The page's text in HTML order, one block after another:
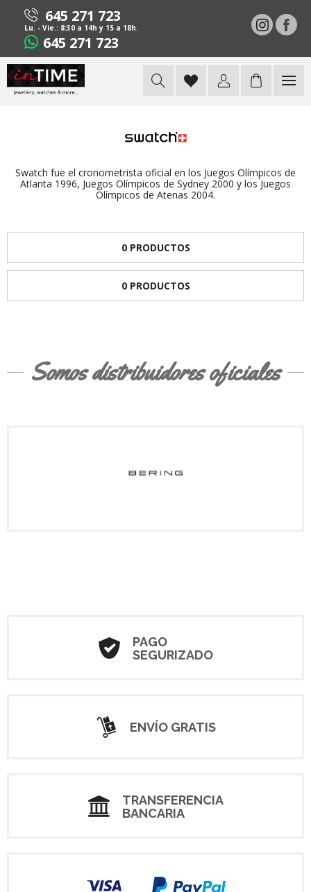
645 271 723
Lu. - Vie.: 8:30 a 14h y 15 a 18h.
645 271 723
Swatch fue el cronometrista oficial en los Juegos Olímpicos de
Atlanta 1996, Juegos Olímpicos de Sydney 2000 y los Juegos
Olímpicos de Atenas 2004.
0 PRODUCTOS
0 PRODUCTOS
Somos distribuidores oficiales
PAGO
SEGURIZADO
ENVÍO GRATIS
TRANSFERENCIA
BANCARIA